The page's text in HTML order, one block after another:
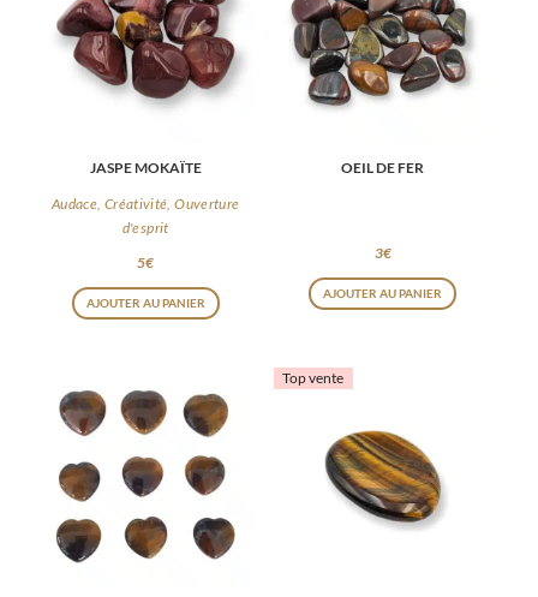
JASPE MOKAÏTE
Audace, Créativité, Ouverture
d'esprit
5€
AJOUTER AU PANIER
OEIL DE FER
3€
AJOUTER AU PANIER
Top vente